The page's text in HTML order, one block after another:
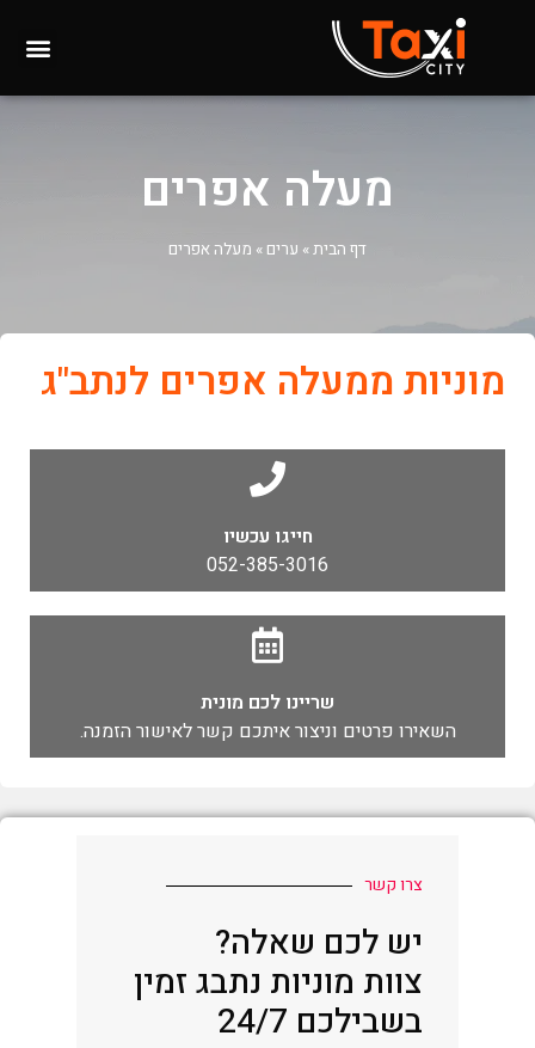
מעלה אפרים
דף הבית» ערים » מעלה אפרים
מוניות ממעלה אפרים לנתב"ג
חייגו עכשיו
052-385-3016
שריינו לכם מונית
השאירו פרטים וניצור איתכם קשר לאישור הזמנה.
צרו קשר
יש לכם שאלה?
צוות מוניות נתבג זמין
בשבילכם 24/7